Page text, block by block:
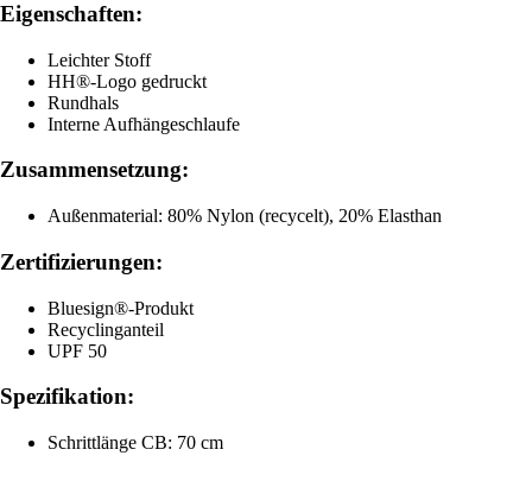
Eigenschaften:
Leichter Stoff
HH®-Logo gedruckt
Rundhals
Interne Aufhängeschlaufe
Zusammensetzung:
Außenmaterial: 80% Nylon (recycelt), 20% Elasthan
Zertifizierungen:
Bluesign®-Produkt
Recyclinganteil
UPF 50
Spezifikation:
Schrittlänge CB: 70 cm